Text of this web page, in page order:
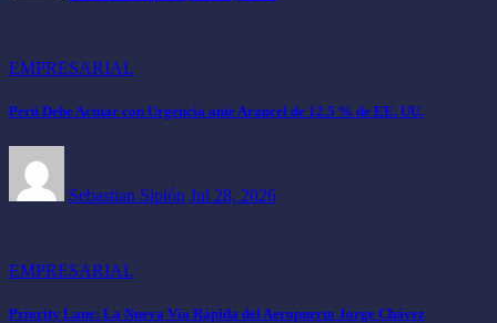
EMPRESARIAL
Perú Debe Actuar con Urgencia ante Arancel de 12.5 % de EE. UU.
Sebastian Sipión Jul 28, 2026
EMPRESARIAL
Priority Lane: La Nueva Vía Rápida del Aeropuerto Jorge Chávez